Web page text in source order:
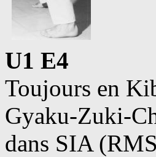
U1 E4
Toujours en
Gyaku-Zuki-
dans SIA